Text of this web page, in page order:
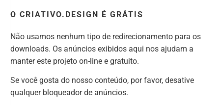
O CRIATIVO.DESIGN É GRÁTIS
Não usamos nenhum tipo de redirecionamento para os
downloads. Os anúncios exibidos aqui nos ajudam a
manter este projeto on-line e gratuito.
Se você gosta do nosso conteúdo, por favor, desative
qualquer bloqueador de anúncios.